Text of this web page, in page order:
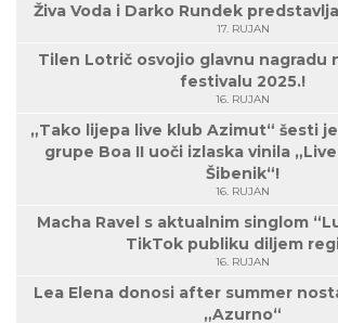
Živa Voda i Darko Rundek
17. RUJAN
Tilen Lotrič osvojio glavnu nagradu
festivalu 2025.!
16. RUJAN
„Tako lijepa live klub Azimut“ šesti
grupe Boa II uoči izlaska vinila
Šibenik“!
16. RUJAN
Macha Ravel s aktualnim singlom
TikTok publiku diljem
16. RUJAN
Lea Elena donosi after summer
„Azurno“